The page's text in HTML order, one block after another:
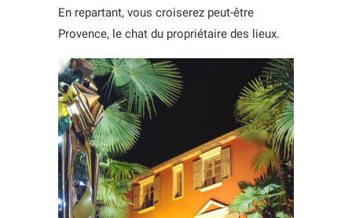
En repartant, vous croiserez peut-être
Provence, le chat du propriétaire des lieux.